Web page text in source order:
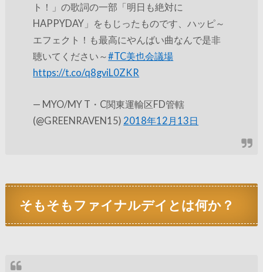
ト！」の歌詞の一部「明日も絶対に
HAPPYDAY」をもじったものです、ハッピ～
エフェクト！も最高にやんばい曲なんで是非
聴いてください～#TC美也会議場
https://t.co/q8gviL0ZKR
— MYO/MY T・C関東運輸区FD管轄
(@GREENRAVEN15) 2018年12月13日
そもそもファイナルデイとは何か？